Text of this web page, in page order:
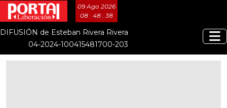
09 Ago 2026
08 : 48 : 38
DIFUSIÓN de Esteban Rivera Rivera
04-2024-100415481700-203